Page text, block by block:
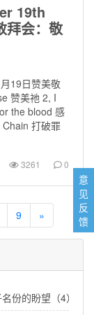
19th
拜会：敬
19日赞美敬
赞美祂 2, I
the blood 感
打破罪
3261 0
9 »
份的盼望（4）
意
见
反
馈